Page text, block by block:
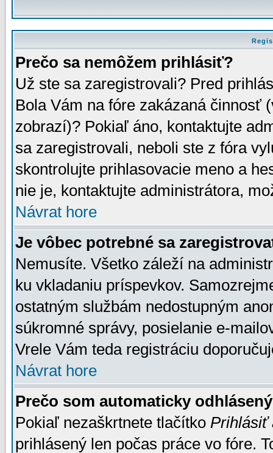
Prečo sa nemôžem prihlásiť?
Už ste sa zaregistrovali? Pred
Bola Vám na fóre zakázaná činnosť
zobrazí)? Pokiaľ áno, kontaktujte
sa zaregistrovali, neboli ste z fóra
skontrolujte prihlasovacie meno a
nie je, kontaktujte administrátora,
Návrat hore
Je vôbec potrebné sa
Nemusíte. Všetko záleží na
ku vkladaniu príspevkov.
ostatným službám nedostupným
súkromné správy, posielanie e-
Vrele Vám teda registráciu
Návrat hore
Prečo som automaticky
Pokiaľ nezaškrtnete tlačítko Prihlásiť
prihlásený len počas práce vo fóre.